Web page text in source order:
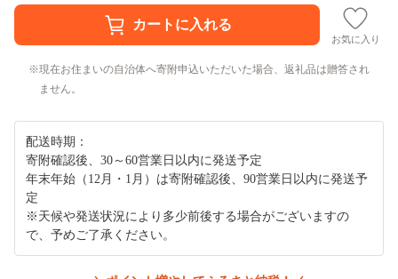
お気に入り
現在お住まいの自治体へ寄附申込いただいた場合、返礼品は贈答され
ません。
配送時期：
寄附確認後、30～60営業日以内に発送予定
年末年始（12月・1月）は寄附確認後、90営業日以内に発送予
定
※天候や発送状況により多少前後する場合がございますの
で、予めご了承ください。